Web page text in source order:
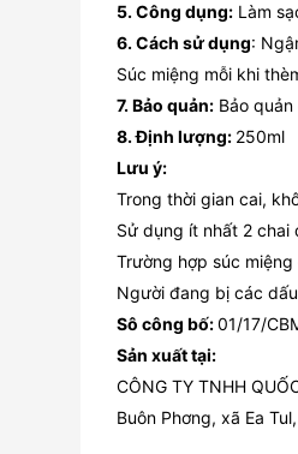
5. Công dụng: Làm
6. Cách sử dụng:
Súc miệng mỗi khi
7. Bảo quản: Bảo
8. Định lượng: 250ml
Lưu ý:
Trong thời gian cai,
Sử dụng ít nhất 2
Trường hợp súc
Người đang bị các
Sô công bố:01/17/
Sản xuất tại:
CÔNG TY TNHH
Buôn Phơng, xã Ea